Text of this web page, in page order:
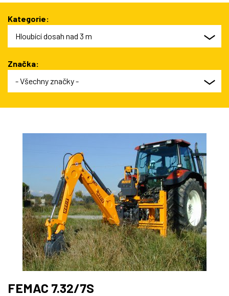
REFERENCE
Kategorie:
Hloubící dosah nad 3 m
Značka:
- Všechny značky -
FEMAC 7.32/7S